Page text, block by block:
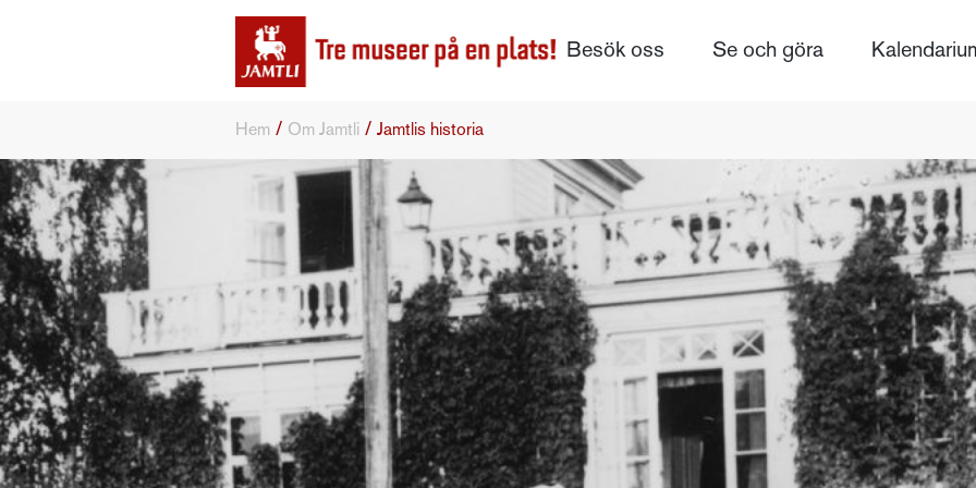
Besök oss Se och göra
Hem / Om Jamtli / Jamtlis historia